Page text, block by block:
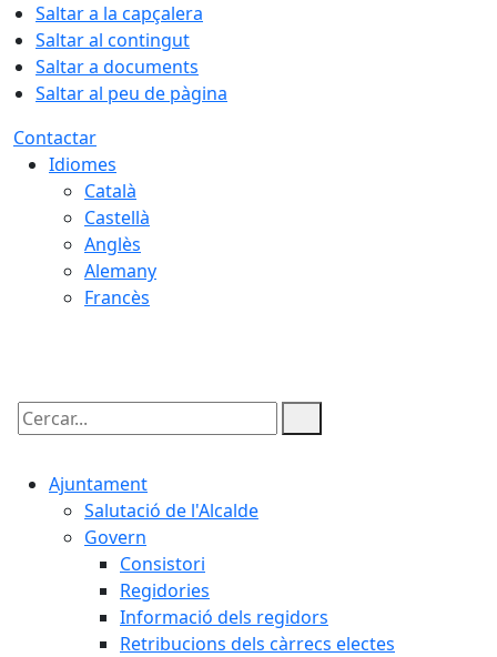
Saltar a la capçalera
Saltar al contingut
Saltar a documents
Saltar al peu de pàgina
Contactar
Idiomes
Català
Castellà
Anglès
Alemany
Francès
Cercar:
Ajuntament
Salutació de l'Alcalde
Govern
Consistori
Regidories
Informació dels regidors
Retribucions dels càrrecs electes